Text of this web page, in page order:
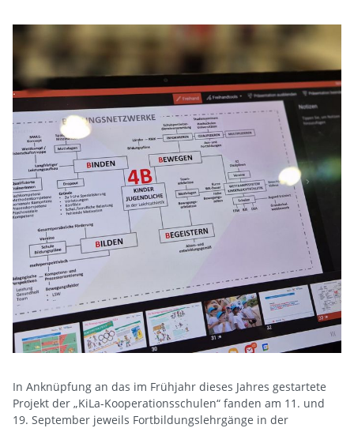
In Anknüpfung an das im Frühjahr dieses Jahres gestartete
Projekt der „KiLa-Kooperationsschulen“ fanden am 11. und
19. September jeweils Fortbildungslehrgänge in der